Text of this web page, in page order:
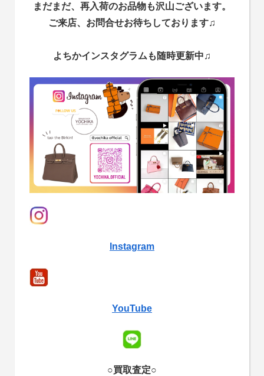
まだまだ、再入荷のお品物も沢山ございます。
ご来店、お問合せお待ちしております♫
よちかインスタグラムも随時更新中♫
Instagram
YouTube
○買取査定○